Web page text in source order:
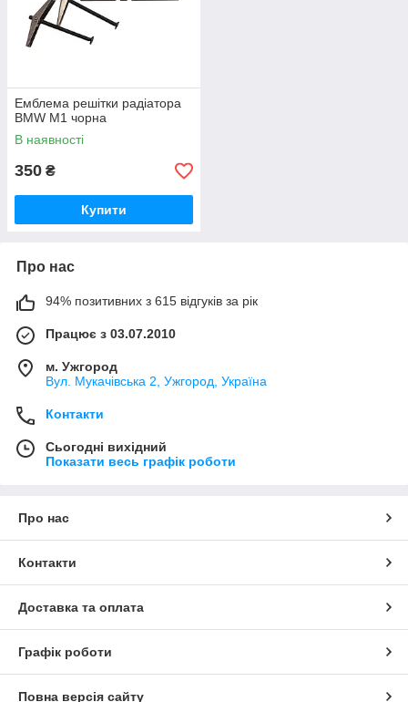
Емблема решітки радіатора
BMW M1 чорна
В наявності
350 ₴
Купити
Про нас
94% позитивних з 615 відгуків за рік
Працює з 03.07.2010
м. Ужгород
Вул. Мукачівська 2, Ужгород, Україна
Контакти
Сьогодні вихідний
Показати весь графік роботи
Про нас
Контакти
Доставка та оплата
Графік роботи
Повна версія сайту